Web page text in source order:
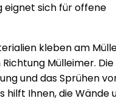
eignet sich für offene
kleben am
Mülleimer.
und das Sprühen
hilft Ihnen, die Wände